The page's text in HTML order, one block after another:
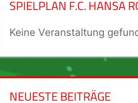
SPIELPLAN F.C. HANSA
Keine Veranstaltung
NEUESTE BEITRÄGE